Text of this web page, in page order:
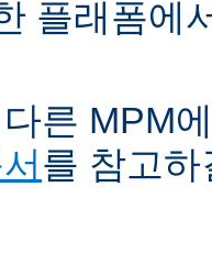
플래폼에
른 MPM
를 참고